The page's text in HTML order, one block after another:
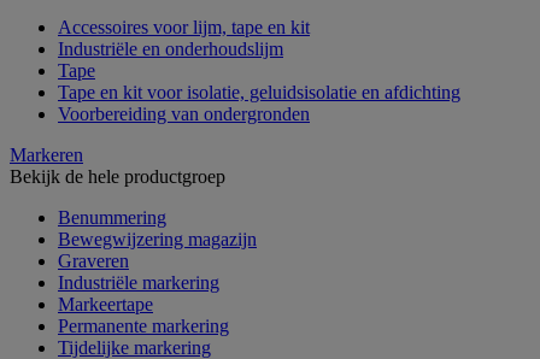
Accessoires voor lijm, tape en kit
Industriële en onderhoudslijm
Tape
Tape en kit voor isolatie, geluidsisolatie en afdichting
Voorbereiding van ondergronden
Markeren
Bekijk de hele productgroep
Benummering
Bewegwijzering magazijn
Graveren
Industriële markering
Markeertape
Permanente markering
Tijdelijke markering